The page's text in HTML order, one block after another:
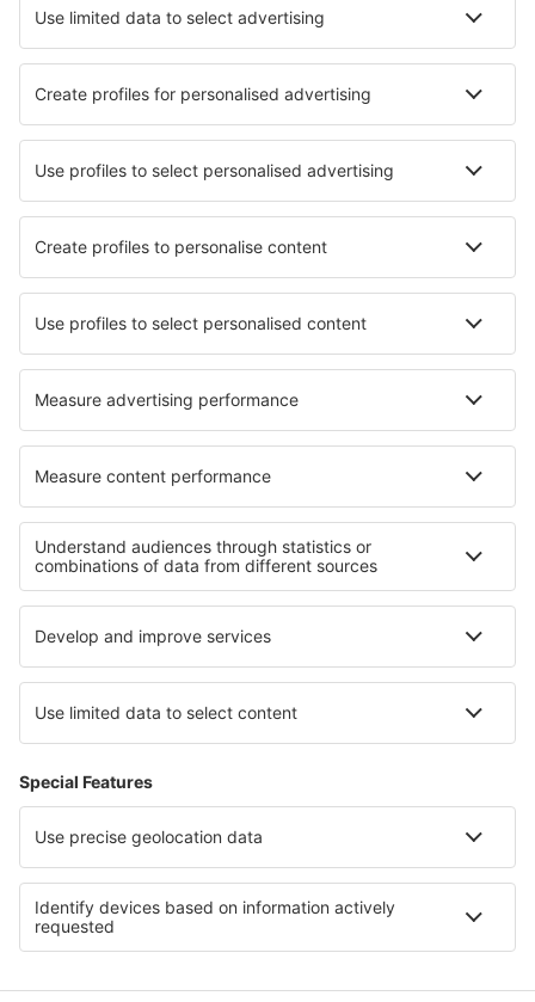
Ubytování v Marseille Ubytování in Saint Denis
Ubytování v Štrasburku Ubytování in La Seyne-sur-Mer
Nejlepší ubytování - města
Ubytování in Nybro Ubytování in Rottendorf
Ubytování in Łąka Ubytování in La Massana
Ubytování in Zascianki Ubytování in Glendale
Ubytování in Bentraces Ubytování in Großenseebach
Nejlepší ubytování - regiony
Ubytování in Les Trois Vallées
Ubytování v Arc Ubytování v Val Cenis
Ubytování v La Plagne Ubytování in Argeș County
Ubytování v Huila Ubytování v Steamboat
Ubytování v Chuquisace Ubytování v oblasti Gotlandu